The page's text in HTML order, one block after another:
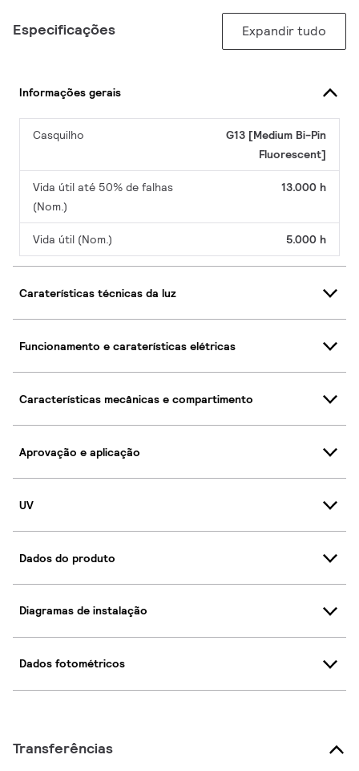
Especificações Expandir tudo
Informações gerais
Casquilho
G13 [Medium Bi-Pin
Fluorescent]
Vida útil até 50% de falhas
(Nom.)
13.000 h
Vida útil (Nom.) 5.000 h
Caraterísticas técnicas da luz
Funcionamento e caraterísticas elétricas
Características mecânicas e compartimento
Aprovação e aplicação
UV
Dados do produto
Diagramas de instalação
Dados fotométricos
Transferências